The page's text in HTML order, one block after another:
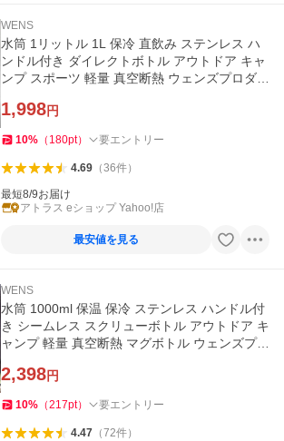
WENS
水筒 1リットル 1L 保冷 直飲み ステンレス ハ
ンドル付き ダイレクトボトル アウトドア キャ
ンプ スポーツ 軽量 真空断熱 ウェンズプロダク
1,998円
10% （ 180pt） 要エントリー
4.69（36件）
最短8/9お届け
アトラス eショップ Yahoo!店
最安値を見る
WENS
水筒 1000ml 保温 保冷 ステンレス ハンドル付
き シームレス スクリューボトル アウトドア キ
ャンプ 軽量 真空断熱 マグボトル ウェンズプロ
2,398円
10% （217pt） 要エントリー
4.47（72件）